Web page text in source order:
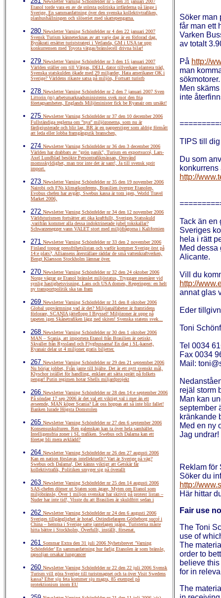
Newsletter Varning Schönfelder nr 5 den 31 januari 2007
Etanol torde vara en av de största politiska irrfärderna på länge i
Sverige, En sammanfattning över den svenska kollektivtrafiken,
planhushållningen och slöseriet med skattepengarna.
280 Newsletter Varning Schönfelder nr 4 den 22 januari 2007
Svensk Turism kännetecknas av att varje dag är en förlorad dag,
Byråkrati ersätter turiststrategi i Vetlanda, GM i USA tar upp
konkurrensen med Toyota vätgas/bränslecell drivna bilar!
279 Newsletter Varning Schönfelder nr 3 den 15 januari 2007
Världen ställer om till Vätgas, DELL dator tillverkare plantera träd,
Svenska statskulden ökade med 29 miljarder, Hata amerikaner OK i
Sverige? Världens rikaste satsa på miljön, Fortsatt turistb
278 Newsletter Varning Schönfelder nr 2 den 7 januari 2007 Sven
Littorin (m) arbetsmarknadsministerns svek mot den fria
företagsamheten, Englands Miljöminister fick be Ryanair om ursäkt!
275 Newsletter Varning Schönfelder nr 37 den 10 december 2006
Fullständiga reglerna om ”nya” miljözonerna, som nu är
färdigjusterade och blir lag, BR är en papperstiger som aldrig förmått
att leda eller lobba framgångsrik branschen,
274 Newsletter Varning Schönfelder nr 36 den 3 december 2006
Världen har drabbats av "grön panik", Turism en exportsuccé, Lars-
Axel Lundblad besökte Persontrafikmässan, Omvänd
momsskyldighet, man tror inte det är sant!, Ja till svensk sprit
import.
273 Newsletter Varning Schönfelder nr 35 den 19 november 2006
Nairobi och FNs klimatkonferens, Brasilien överger Etanolen,
Evobus chefen har avgått, Swebus kassa är tom igen, World Travel
Market 2006,
272 Newsletter Varning Schönfelder nr 34 den 12 november 2006
Världsturismen fortsätter att öka kraftfullt, Sveriges Statsskuld
,varifrån kommer alla dessa indoktrinerade jubel tokskallar?
Schwarzenegger vann VALET stort med miljöfrågorna i Kalifornien
271 Newsletter Varning Schönfelder nr 33 den 2 november 2006
Finland toppar pressfrihetslistan och varför kommer Sverige örst på
14:e plats?, Alliansens återställare räddar de små vattenkraftverken,
Bengt Klaesson Stockholm lämnar över.
270 Newsletter Varning Schönfelder nr 32 den 24 oktober 2006
Norge vägrar ge Etanol bränslet miljöstatus, Tryggare resenärer vid
synlig hastighetsvisning, Lans och USA domen, Regeringen: en helt
ny transportpolitik ska tas fram
269 Newsletter Varning Schönfelder nr 31 den 8 oktober 2006
Global uppvärmning vad är det? Miljöanalfabeter är framtidens
förlorare, SCANIA jätteflopp I Bryssel! Miljözoner är uppe på
tapeten igen Skånetrafiken lägg ned skiten! Svenska statens svek...
268 Newsletter Varning Schönfelder nr 30 den 1 oktober 2006
MAN – Scania, att importera Etanol från Brasilien är oetiskt,
Skvaller från Ryssland och Flygbussarna! En dag i SL-kaoset,
Ryanair delar ut 4 miljoner gratis biljetter.
267 Newsletter Varning Schönfelder nr 29 den 21 september 2006
Nu börjar jobbet, Från jante till hjälte. Det är ett nytt svenskt mål,
Klyschor istället för handling, enklare att sätta sprätt på folkets
pengar! Putin regimen hotar Shells miljardprojekt
266 Newsletter Varning Schönfelder nr 28 den 14:e september 2006
På söndag 17 sep 2006 är det val ett viktigt val i mer än ett
avseende, MAN köper Scania? Låt oss hoppas att så inte blir fallet!
Banken lurade Högsta Domstolen
265 Newsletter Varning Schönfelder nr 27 den 6 september 2006
Konsensuskulturen. Ren galenskap kan ta över hela samhället.
Intelligensfria zoner i SL trafiken. Swebus och Dalarna kan ett
företag bli mera avklädd?
264 Newsletter Varning Schönfelder nr 26 den 27 augusti 2006
Kan en nation förslavas intellektuellt? Vart är Sverige på väg?
Swebus och Dalarna!, Det känns viktigt att Getskär får
kollektivtrafik, Politiken smyger sig på överallt
263 Newsletter Varning Schönfelder nr 25 den 14 augusti 2006
SAS-chefen dömer ut Staten som ägare, Myten om Etanol som
miljöbränsle, Över 1 miljon svenskar har skrivit på protest listan –
Nuder har inte tid!, Visste du att Brasilien är skuldfritt sedan i
262 Newsletter Varning Schönfelder nr 24 den 6 augusti 2006
Sveriges tillgänglighet är hotad, Ostindiefararen Götheborg succé i
China – hemma i Sverige satte jantelagen igång, Turisterna måste
hitta bättre i Stockholm, Överfullt, inställt, försenat.
261 Sommar Extra den 31 juli 2006 Nyhetsbrevet ’Varning
Schönfelder’ En sammanfattning hur farlig Etanolen är som bränsle,
rapsoljan orsakar lungcancer
260 Newsletter Varning Schönfelder nr 22 den 22 juli 2006 Svensk
Turism vill göra Sverige till turistmagnet och ta över Visit Swedens
kassa? Efter sju feta kommer sju magra, 85 exempel på
protektionism inom EU
Söker man
får man ett
Varken
av totalt
På http://
man
sökmotorer.
Men
inte
TIPS till
Du som
konkurrens
http://
Tack än en
Sveriges
hela i rätt
Med dessa
Alicante.
Vill du
http://
annat glas
Eder
Toni
Tel 0034
Fax 0034
Mail:
rejäl storm
Man kan
september
kränkande
Med en ny
Jag undrar!
Reklam för
Söker du
http://
Här hittar
Fair use
The Toni
use of
The
order to
believe
for in
The